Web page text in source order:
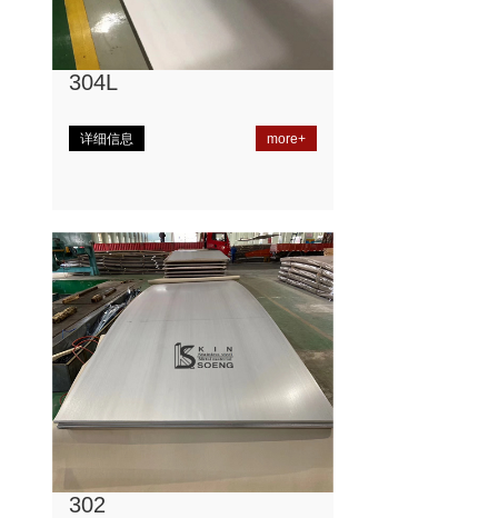
304L
详细信息 more+
302